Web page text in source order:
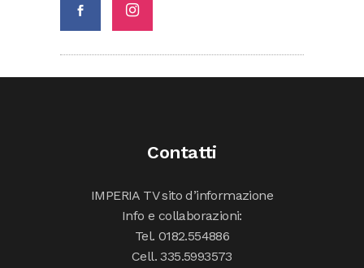
Contatti
IMPERIA TV sito d’informazione
Info e collaborazioni:
Tel. 0182.554886
Cell. 335.5993573